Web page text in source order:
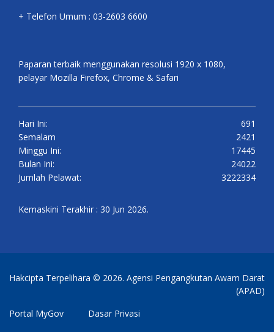
+ Telefon Umum : 03-2603 6600
Paparan terbaik menggunakan resolusi 1920 x 1080,
pelayar Mozilla Firefox, Chrome & Safari
Hari Ini:
691
Semalam
2421
Minggu Ini:
17445
Bulan Ini:
24022
Jumlah Pelawat:
3222334
Kemaskini Terakhir : 30 Jun 2026.
Hakcipta Terpelihara © 2026. Agensi Pengangkutan Awam Darat
(APAD)
Portal MyGov
Dasar Privasi